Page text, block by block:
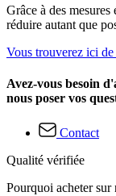
Grâce à des
réduire autant que
Vous trouverez ici
Avez-vous besoin
nous poser vos
Contact
Qualité vérifiée
Pourquoi acheter sur